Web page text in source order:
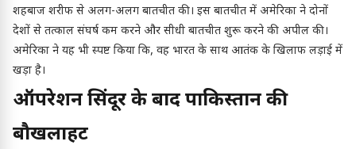
शहबाज शरीफ से अलग-अलग बातचीत की। इस बातचीत में अमेरिका ने दोनों
देशों से तत्काल संघर्ष कम करने और सीधी बातचीत शुरू करने की अपील की।
अमेरिका ने यह भी स्पष्ट किया कि, वह भारत के साथ आतंक के खिलाफ लड़ाई में
खड़ा है।
ऑपरेशन सिंदूर के बाद पाकिस्तान की
बौखलाहट